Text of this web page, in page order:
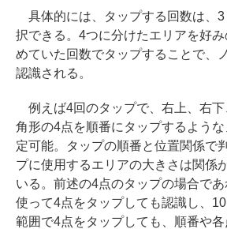
具体的には、タップする回数は、3
択できる。4つに分けたエリアを好
めていた回数でタップすることで、
認識される。
例えば4回のタップで、右上、右下
角形の4点を順番にタップするよう
定可能。タップの順番と位置関係で
プに使用するエリアの大きさは関係
いる。前述の4点のタップの場合で
使って4点をタップしても認識し、
範囲で4点をタップしても、順番や